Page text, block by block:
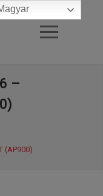
–
(AP900)